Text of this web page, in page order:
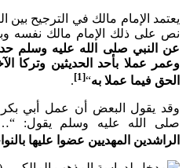
الإمام مالك في الترجيح بين
ذلك الإمام مالك نفسه وبين
صلى الله عليه وسلم حديثان
عملا بأحد الحديثين وتركا
فيما عملا به“
.
البعض أن عمل أبي بكر وعمر
الله عليه وسلم يقول: “…
المهديين عضوا عليها بالنواجذ“